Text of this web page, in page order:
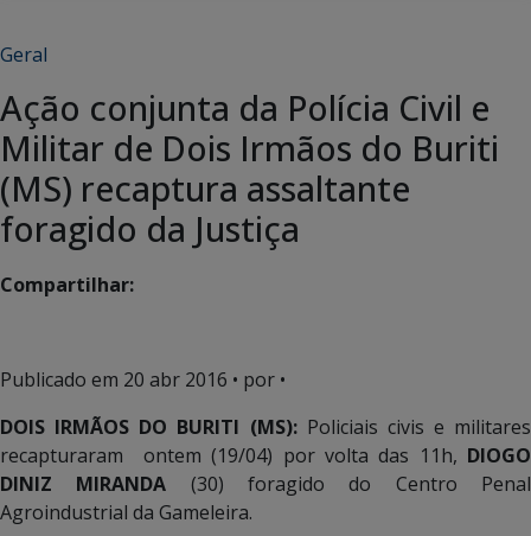
Geral
Ação conjunta da Polícia Civil e
Militar de Dois Irmãos do Buriti
(MS) recaptura assaltante
foragido da Justiça
Compartilhar:
Publicado em 20 abr 2016 • por •
DOIS IRMÃOS DO BURITI (MS):Policiais civis e militares
recapturaram ontem (19/04) por volta das 11h, DIOGO
DINIZ MIRANDA (30) foragido do Centro Penal
Agroindustrial da Gameleira.